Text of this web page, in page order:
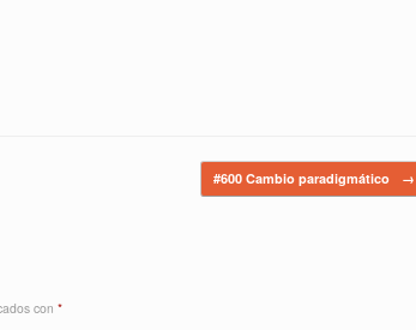
#600 Cambio paradigmático →
con *